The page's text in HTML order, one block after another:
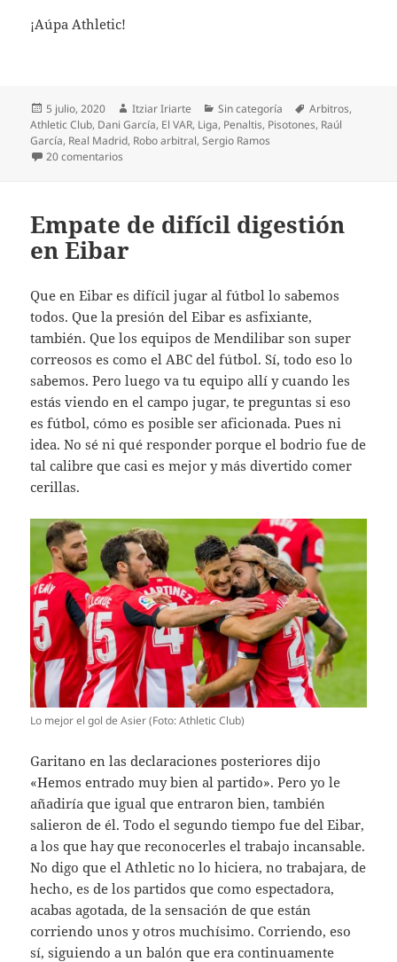
¡Aúpa Athletic!
Publicado
el
5 julio, 2020 Autor
Itziar Iriarte Categorías
Sin categoría Etiquetas
Arbitros,
Athletic Club, Dani García, El VAR, Liga, Penaltis, Pisotones, Raúl
García, Real Madrid, Robo arbitral,Sergio Ramos
20 comentarios
Empate de difícil digestión
en Eibar
Que en Eibar es difícil jugar al fútbol lo sabemos
todos. Que la presión del Eibar es asfixiante,
también. Que los equipos de Mendilibar son super
correosos es como el ABC del fútbol. Sí, todo eso lo
sabemos. Pero luego va tu equipo allí y cuando les
estás viendo en el campo jugar, te preguntas si eso
es fútbol, cómo es posible ser aficionada. Pues ni
idea. No sé ni qué responder porque el bodrio fue de
tal calibre que casi es mejor y más divertido comer
cerillas.
Lo mejor el gol de Asier (Foto: Athletic Club)
Garitano en las declaraciones posteriores dijo
«Hemos entrado muy bien al partido». Pero yo le
añadiría que igual que entraron bien, también
salieron de él. Todo el segundo tiempo fue del Eibar,
a los que hay que reconocerles el trabajo incansable.
No digo que el Athletic no lo hiciera, no trabajara, de
hecho, es de los partidos que como espectadora,
acabas agotada, de la sensación de que están
corriendo unos y otros muchísimo. Corriendo, eso
sí, siguiendo a un balón que era continuamente